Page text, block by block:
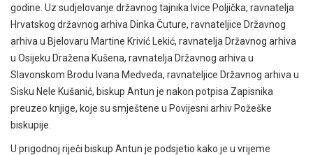
godine. Uz sudjelovanje državnog tajnika Ivice Poljička, ravnatelja
Hrvatskog državnog arhiva Dinka Čuture, ravnateljice Državnog
arhiva u Bjelovaru Martine Krivić Lekić, ravnatelja Državnog arhiva
u Osijeku Dražena Kušena, ravnatelja Državnog arhiva u
Slavonskom Brodu Ivana Medveda, ravnateljice Državnog arhiva u
Sisku Nele Kušanić, biskup Antun je nakon potpisa Zapisnika
preuzeo knjige, koje su smještene u Povijesni arhiv Požeške
biskupije.
U prigodnoj riječi biskup Antun je podsjetio kako je u vrijeme